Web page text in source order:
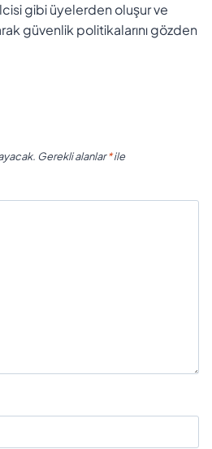
gibi üyelerden oluşur ve
güvenlik politikalarını gözden
Gerekli alanlar*ile